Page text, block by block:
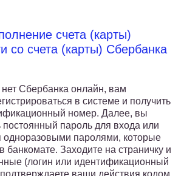
счета (карты)
со счета (карты) Сбербанка
Сбербанка онлайн, вам
в системе и получить
номер. Далее, вы
постоянный пароль для входа или
одноразовыми паролями, которые
банкомате. Заходите на страничку и
(логин или идентификационный